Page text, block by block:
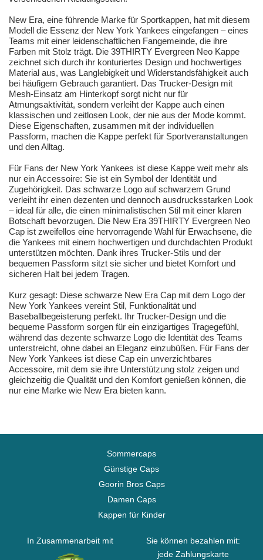
New Era, eine führende Marke für Sportkappen, hat mit diesem
Modell die Essenz der New York Yankees eingefangen – eines
Teams mit einer leidenschaftlichen Fangemeinde, die ihre
Farben mit Stolz trägt. Die 39THIRTY Evergreen Neo Kappe
zeichnet sich durch ihr konturiertes Design und hochwertiges
Material aus, was Langlebigkeit und Widerstandsfähigkeit auch
bei häufigem Gebrauch garantiert. Das Trucker-Design mit
Mesh-Einsatz am Hinterkopf sorgt nicht nur für
Atmungsaktivität, sondern verleiht der Kappe auch einen
klassischen und zeitlosen Look, der nie aus der Mode kommt.
Diese Eigenschaften, zusammen mit der individuellen
Passform, machen die Kappe perfekt für Sportveranstaltungen
und den Alltag.
Für Fans der New York Yankees ist diese Kappe weit mehr als
nur ein Accessoire: Sie ist ein Symbol der Identität und
Zugehörigkeit. Das schwarze Logo auf schwarzem Grund
verleiht ihr einen dezenten und dennoch ausdrucksstarken Look
– ideal für alle, die einen minimalistischen Stil mit einer klaren
Botschaft bevorzugen. Die New Era 39THIRTY Evergreen Neo
Cap ist zweifellos eine hervorragende Wahl für Erwachsene, die
die Yankees mit einem hochwertigen und durchdachten Produkt
unterstützen möchten. Dank ihres Trucker-Stils und der
bequemen Passform sitzt sie sicher und bietet Komfort und
sicheren Halt bei jedem Tragen.
Kurz gesagt: Diese schwarze New Era Cap mit dem Logo der
New York Yankees vereint Stil, Funktionalität und
Baseballbegeisterung perfekt. Ihr Trucker-Design und die
bequeme Passform sorgen für ein einzigartiges Tragegefühl,
während das dezente schwarze Logo die Identität des Teams
unterstreicht, ohne dabei an Eleganz einzubüßen. Für Fans der
New York Yankees ist diese Cap ein unverzichtbares
Accessoire, mit dem sie ihre Unterstützung stolz zeigen und
gleichzeitig die Qualität und den Komfort genießen können, die
nur eine Marke wie New Era bieten kann.
Sommercaps
Günstige Caps
Goorin Bros Caps
Damen Caps
Kappen für Kinder
In Zusammenarbeit mit
Sie können bezahlen mit:
jede Zahlungskarte